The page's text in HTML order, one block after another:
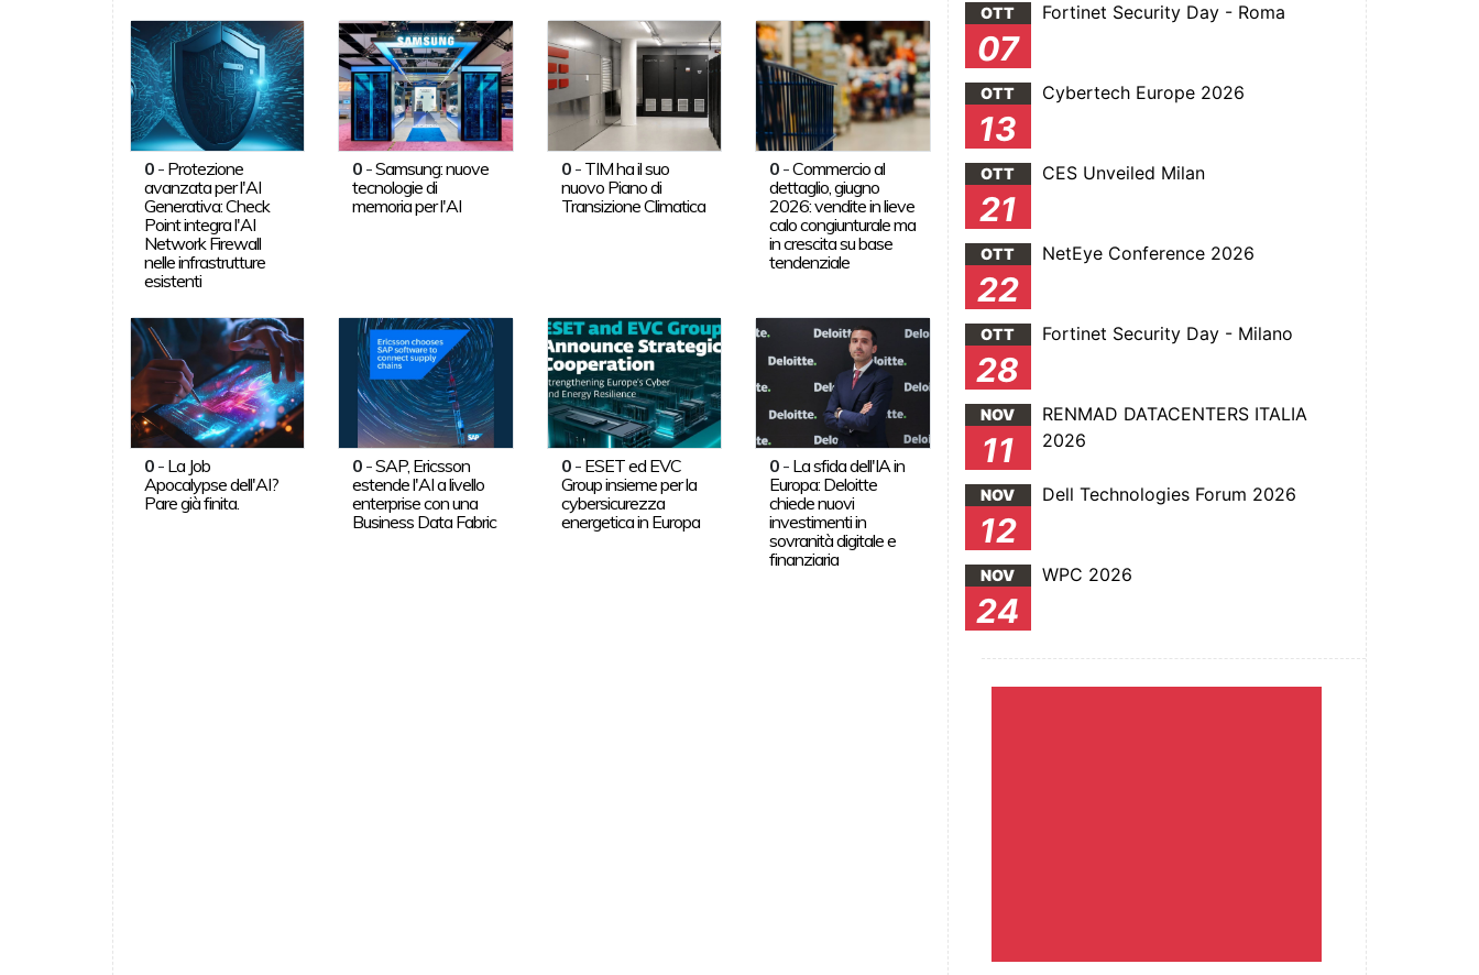
0- Protezione
avanzata per l'AI
Generativa: Check
Point integra l'AI
Network Firewall
nelle infrastrutture
esistenti
0 -Samsung: nuove
tecnologie di
memoria per l'AI
0- TIM ha il suo
nuovo Piano di
Transizione Climatica
0 -Commercio al
dettaglio, giugno
2026: vendite in lieve
calo congiunturale ma
in crescita su base
tendenziale
0- La Job
Apocalypse dell'AI?
Pare già finita.
0 -SAP, Ericsson
estende l'AI a livello
enterprise con una
Business Data Fabric
0- ESET ed EVC
Group insieme per la
cybersicurezza
energetica in Europa
0 - La sfida dell'IA in
Europa: Deloitte
chiede nuovi
investimenti in
sovranità digitale e
finanziaria
OTT
07
Fortinet Security Day - Roma
OTT
13
Cybertech Europe 2026
OTT
21
CES Unveiled Milan
OTT
22
NetEye Conference 2026
OTT
28
Fortinet Security Day - Milano
NOV
11
RENMAD DATACENTERS ITALIA
2026
NOV
12
Dell Technologies Forum 2026
NOV
24
WPC 2026